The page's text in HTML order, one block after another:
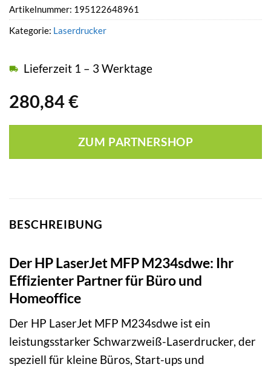
280,84€
Lieferzeit 1 – 3 Werktage
ZUM PARTNERSHOP
Artikelnummer: 195122648961
Kategorie: Laserdrucker
BESCHREIBUNG
Der HP LaserJet MFP M234sdwe: Ihr
Effizienter Partner für Büro und
Homeoffice
Der HP LaserJet MFP M234sdwe ist ein
leistungsstarker Schwarzweiß-Laserdrucker, der
speziell für kleine Büros, Start-ups und